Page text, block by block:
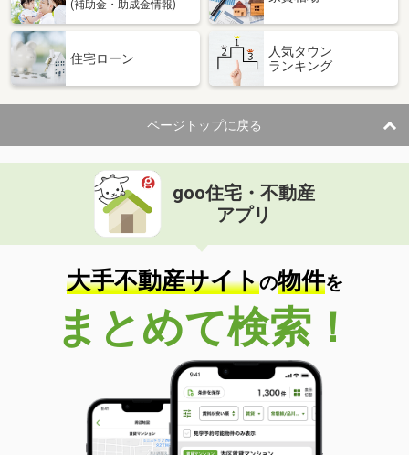
(補助金・助成金情報)
住宅ローン
人気タウン
ランキング
ページトップに戻る
goo住宅・不動産
アプリ
大手不動産サイトの物件を
まとめて検索！